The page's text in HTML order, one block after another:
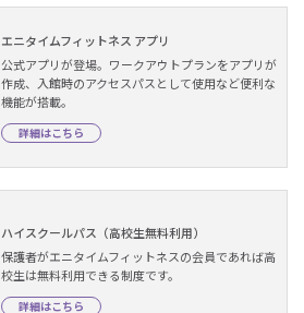
エニタイムフィットネス アプリ
公式アプリが登場。ワークアウトプランをアプリが
作成、入館時のアクセスパスとして使用など便利な
機能が搭載。
詳細はこちら
ハイスクールパス（高校生無料利用）
保護者がエニタイムフィットネスの会員であれば高
校生は無料利用できる制度です。
詳細はこちら